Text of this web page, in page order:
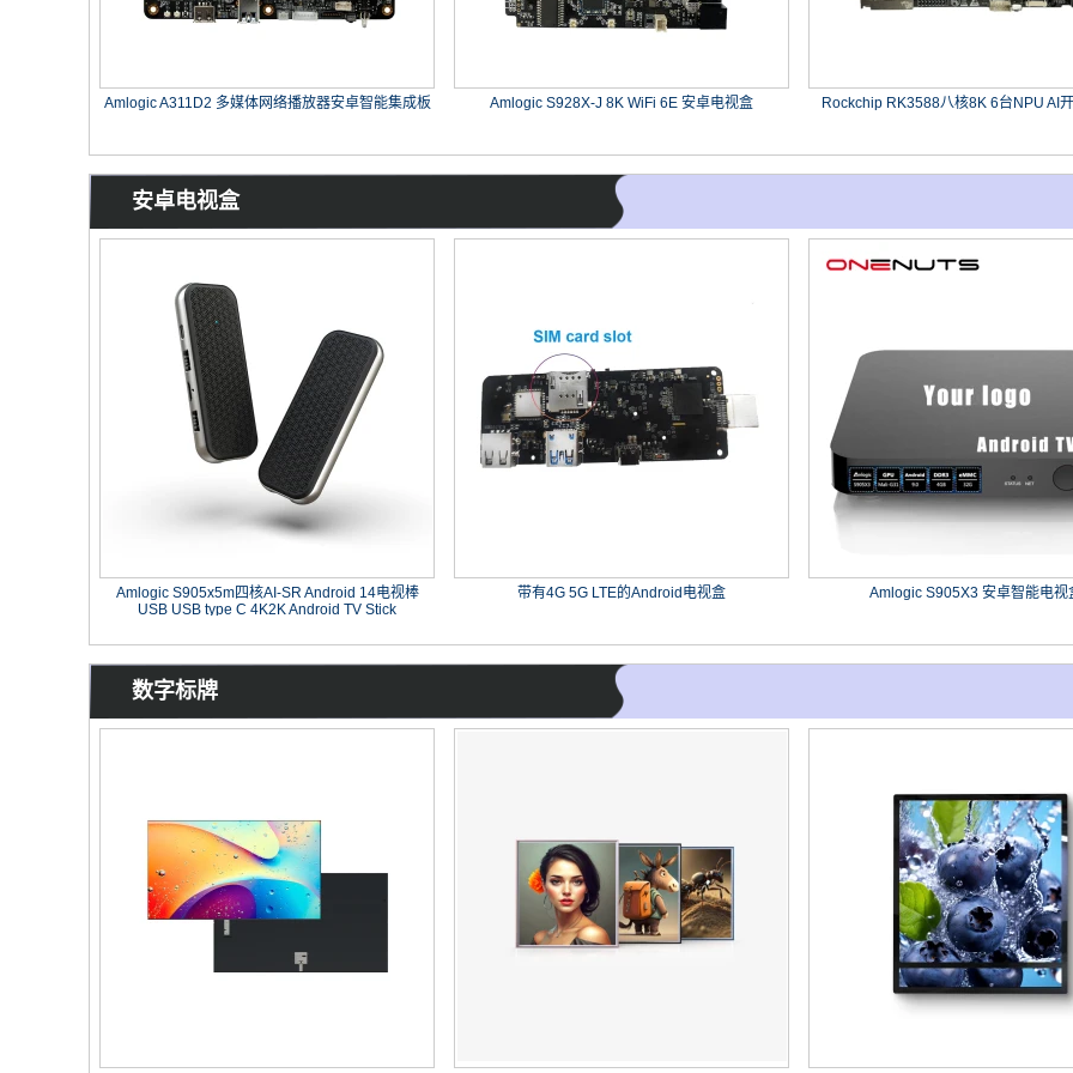
Amlogic A311D2 多媒体网络播放器安卓智能集成板 Amlogic S928X-J 8K WiFi 6E 安卓电视盒 Rockchip RK3588八核8K 6台NPU AI
安卓电视盒
Amlogic S905x5m四核AI-SR Android 14电视棒
USB USB type C 4K2K Android TV Stick
带有4G 5G LTE的Android电视盒 Amlogic S905X3 安卓智能电视
数字标牌